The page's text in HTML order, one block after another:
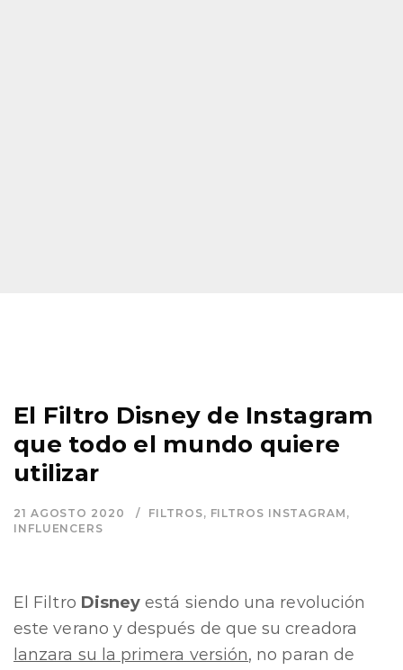
El Filtro Disney de Instagram
que todo el mundo quiere
utilizar
21 AGOSTO 2020 FILTROS, FILTROS INSTAGRAM ,
INFLUENCERS
El Filtro Disney está siendo una revolución
este verano y después de que su creadora
lanzara su la primera versión, no paran de